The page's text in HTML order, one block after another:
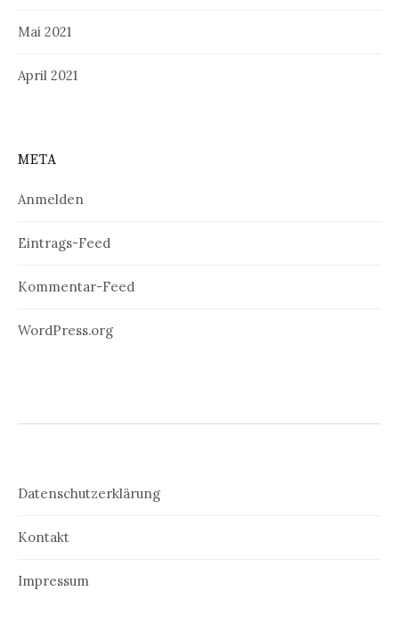
Mai 2021
April 2021
META
Anmelden
Eintrags-Feed
Kommentar-Feed
WordPress.org
Datenschutzerklärung
Kontakt
Impressum